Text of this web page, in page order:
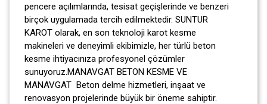
pencere açılımlarında, tesisat geçişlerinde ve benzeri
birçok uygulamada tercih edilmektedir. SUNTUR
KAROT olarak, en son teknoloji karot kesme
makineleri ve deneyimli ekibimizle, her türlü beton
kesme ihtiyacınıza profesyonel çözümler
sunuyoruz.MANAVGAT BETON KESME VE
MANAVGAT Beton delme hizmetleri, inşaat ve
renovasyon projelerinde büyük bir öneme sahiptir.